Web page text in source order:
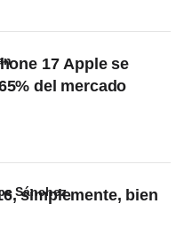
17 Apple se
del mercado
simplemente, bien
Sánchez